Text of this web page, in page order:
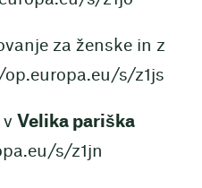
za ženske in z
s/z1js
v Velika pariška
s/z1jn